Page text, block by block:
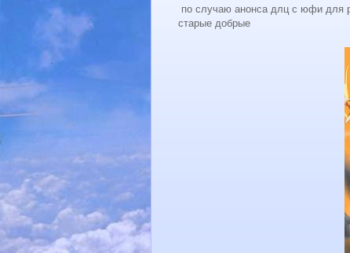
по случаю анонса длц с юфи для
старые добрые